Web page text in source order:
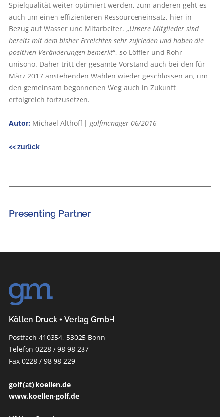
Spielqualität weiter optimiert werden, zum anderen geht es
auch um einen effizienteren Ressourceneinsatz, hier in
Bezug auf Wasser und Mitarbeiter. „Unsere Mitglieder sind
bereits mit dem bisher Erreichten sehr zufrieden und haben die
positiven Veränderungen bemerkt“, so Löffler und Rohr
unisono. Daher tritt der gesamte Vorstand auch bei den für
März 2017 anstehenden Wahlen wieder geschlossen an, um
den gemeinsam begonnenen Weg auch in Zukunft
erfolgreich fortzusetzen.
Autor:Michael Althoff | golfmanager 06/2016
<< zurück
Presenting Partner
Köllen Druck + Verlag GmbH
Postfach 410354, 53025 Bonn
Telefon 0228 / 98 98 287
Fax 0228 / 98 98 229
golf (at) koellen.de
www.koellen-golf.de